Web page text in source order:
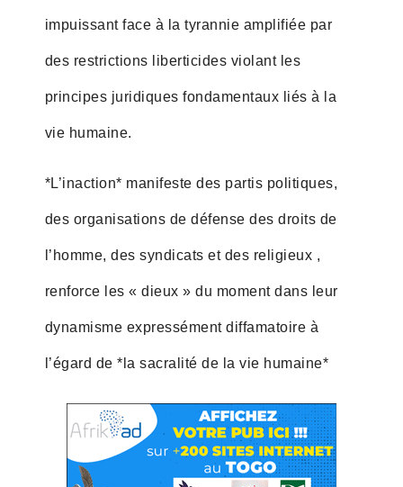
impuissant face à la tyrannie amplifiée par
des restrictions liberticides violant les
principes juridiques fondamentaux liés à la
vie humaine.
*L’inaction* manifeste des partis politiques,
des organisations de défense des droits de
l’homme, des syndicats et des religieux ,
renforce les « dieux » du moment dans leur
dynamisme expressément diffamatoire à
l’égard de *la sacralité de la vie humaine*